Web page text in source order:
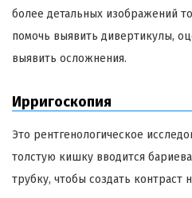
более детальных изображений
помочь выявить дивертикулы,
выявить осложнения.
Ирригоскопия
Это рентгенологическое
толстую кишку вводится
трубку, чтобы создать контраст